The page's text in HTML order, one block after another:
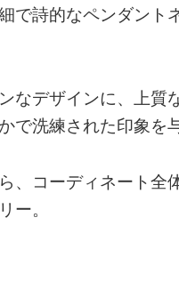
で詩的なペンダント
なデザインに、上質
で洗練された印象を
、コーディネート全
ー。